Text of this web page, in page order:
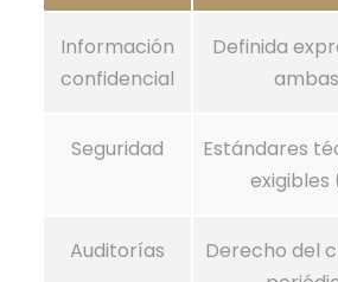
Información
confidencial
Definida
Seguridad
Estándares
exigibles
Auditorías
Derecho del